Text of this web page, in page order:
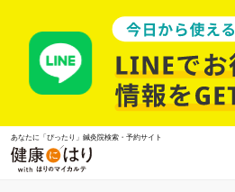
あなたに「ぴったり」鍼灸院検索・予約サイト